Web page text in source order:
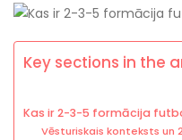
Key sections in the
Kas ir 2-3-5 formācija
Vēsturiskais konteksts